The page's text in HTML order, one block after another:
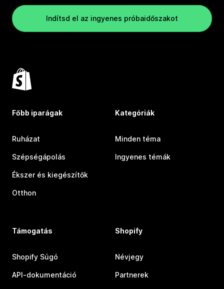
Indítsd el az ingyenes próbaidőszakot
Főbb iparágak
Ruházat
Szépségápolás
Ékszer és kiegészítők
Otthon
Kategóriák
Minden téma
Ingyenes témák
Támogatás
Shopify Súgó
API-dokumentáció
Shopify
Névjegy
Partnerek